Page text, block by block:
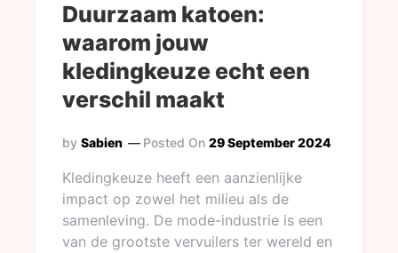
Duurzaam katoen:
waarom jouw
kledingkeuze echt een
verschil maakt
by Sabien Posted On 29 September 2024
Kledingkeuze heeft een aanzienlijke
impact op zowel het milieu als de
samenleving. De mode-industrie is een
van de grootste vervuilers ter wereld en